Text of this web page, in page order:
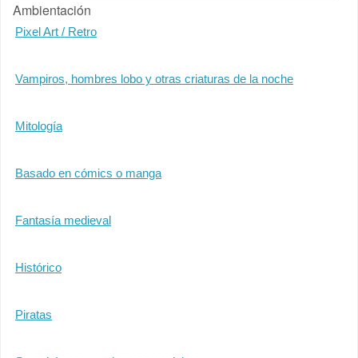
Ambientación
Pixel Art / Retro
Vampiros, hombres lobo y otras criaturas de la noche
Mitología
Basado en cómics o manga
Fantasía medieval
Histórico
Piratas